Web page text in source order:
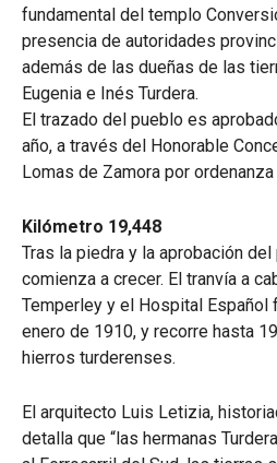
fundamental del templo
presencia de autoridades
además de las dueñas de las
Eugenia e Inés Turdera.
El trazado del pueblo es
año, a través del Honorable
Lomas de Zamora por ordenanza
Kilómetro 19,448
Tras la piedra y la aprobación
comienza a crecer. El tranvía a
Temperley y el Hospital Español
enero de 1910, y recorre hasta
hierros turderenses.
El arquitecto Luis Letizia,
detalla que “las hermanas